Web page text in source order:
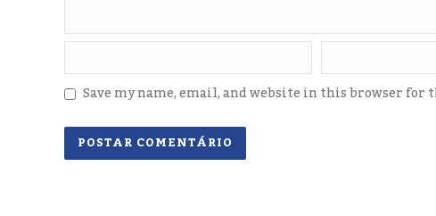
Save my name, email, and website in this browser